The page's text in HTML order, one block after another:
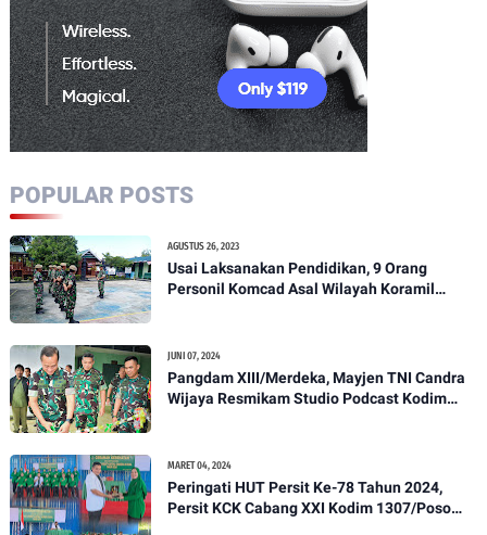
POPULAR POSTS
AGUSTUS 26, 2023
Usai Laksanakan Pendidikan, 9 Orang
Personil Komcad Asal Wilayah Koramil
JUNI 07, 2024
Pangdam XIII/Merdeka, Mayjen TNI Candra
Wijaya Resmikam Studio Podcast Kodim
MARET 04, 2024
Peringati HUT Persit Ke-78 Tahun 2024,
Persit KCK Cabang XXI Kodim 1307/Poso